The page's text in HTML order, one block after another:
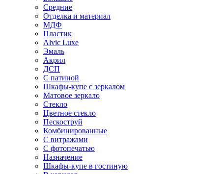
Средние
Отделка и материал
МДФ
Пластик
Alvic Luxe
Эмаль
Акрил
ДСП
С патиной
Шкафы-купе с зеркалом
Матовое зеркало
Стекло
Цветное стекло
Пескоструй
Комбинированные
С витражами
С фотопечатью
Назначение
Шкафы-купе в гостиную